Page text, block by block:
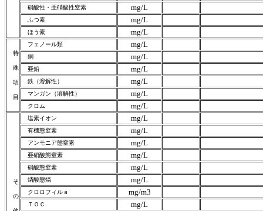
硝酸性・亜硝酸性窒素 mg/L
ふつ素 mg/L
ほう素 mg/L
特
殊
項
目
フェノール類 mg/L
銅 mg/L
亜鉛 mg/L
鉄（溶解性） mg/L
マンガン（溶解性） mg/L
クロム mg/L
そ
の
塩素イオン mg/L
有機態窒素 mg/L
アンモニア態窒素 mg/L
亜硝酸態窒素 mg/L
硝酸態窒素 mg/L
燐酸態燐 mg/L
クロロフィルａ mg/m3
ＴＯＣ mg/L